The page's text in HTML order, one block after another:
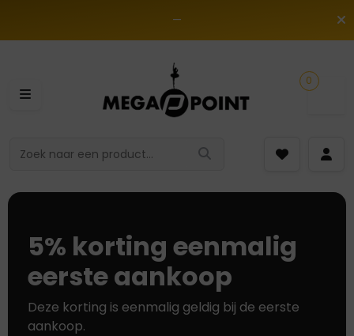
—
0
5% korting eenmalig
eerste aankoop
Deze korting is eenmalig geldig bij de eerste
aankoop.